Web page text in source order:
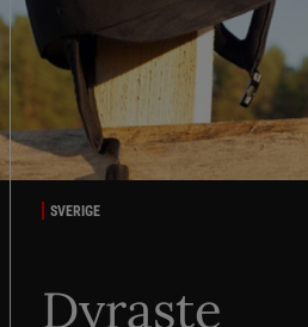
SVERIGE
Dyraste